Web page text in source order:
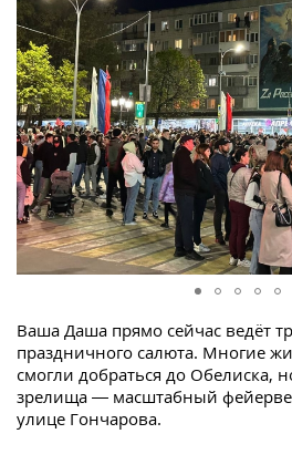
Ваша Даша прямо сейчас ведёт
праздничного салюта. Многие
смогли добраться до Обелиска,
зрелища — масштабный
улице Гончарова.